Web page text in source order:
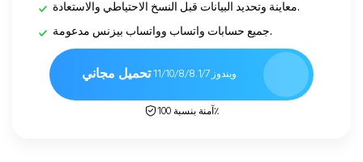
معاينة وتحديد البيانات قبل النسخ الاحتياطي والاستعادة.
جميع حسابات واتساب وواتساب بيزنس مدعومة.
تحميل مجاني ويندوز 11/10/8/8.1/7
آمنة بنسبة 100٪